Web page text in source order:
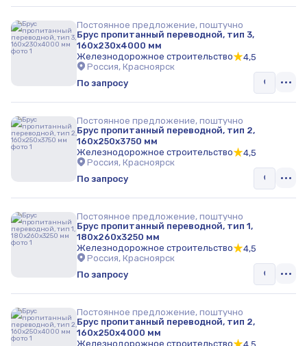
Постоянное предложение, поштучно
Брус пропитанный переводной, тип 3,
160х230х4000 мм
Железнодорожное строительство
4,5
Россия, Красноярск
По запросу
Постоянное предложение, поштучно
Брус пропитанный переводной, тип 2,
160х250х3750 мм
Железнодорожное строительство
4,5
Россия, Красноярск
По запросу
Постоянное предложение, поштучно
Брус пропитанный переводной, тип 1,
180х260х3250 мм
Железнодорожное строительство
4,5
Россия, Красноярск
По запросу
Постоянное предложение, поштучно
Брус пропитанный переводной, тип 2,
160х250х4000 мм
Железнодорожное строительство